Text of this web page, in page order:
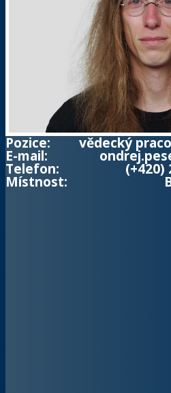
Pozice:
E-mail:
Telefon:
Místnost:
vědecký
(+420)